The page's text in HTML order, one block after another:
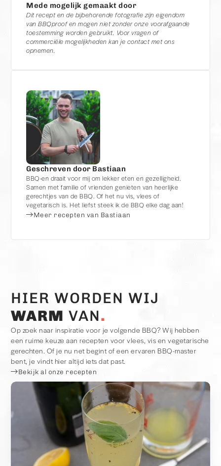
Mede mogelijk gemaakt door
Dit recept en de bijbehorende fotografie zijn eigendom
van BBQproof en mogen niet zonder onze voorafgaande
toestemming worden gebruikt. Voor vragen of
commerciële mogelijkheden kan je contact met ons
opnemen.
Geschreven door Bastiaan
BBQ-en draait voor mij om lekker eten en gezelligheid.
Samen met familie of vrienden genieten van heerlijke
gerechtjes van de BBQ. Of het nu vis, vlees of
vegetarisch is. Het liefst steek ik de BBQ elke dag aan!
Meer recepten van Bastiaan
HIER WORDEN WIJ
WARM VAN
Op zoek naar inspiratie voor je volgende BBQ? Wij hebben
een ruime keuze aan recepten voor vlees, vis en vegetarische
gerechten. Of je nu net begint of een ervaren BBQ-master
bent, je vindt hier altijd iets dat past.
Bekijk al onze recepten